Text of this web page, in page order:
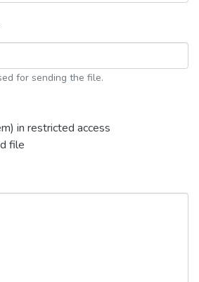
for sending the file.
in restricted access
file